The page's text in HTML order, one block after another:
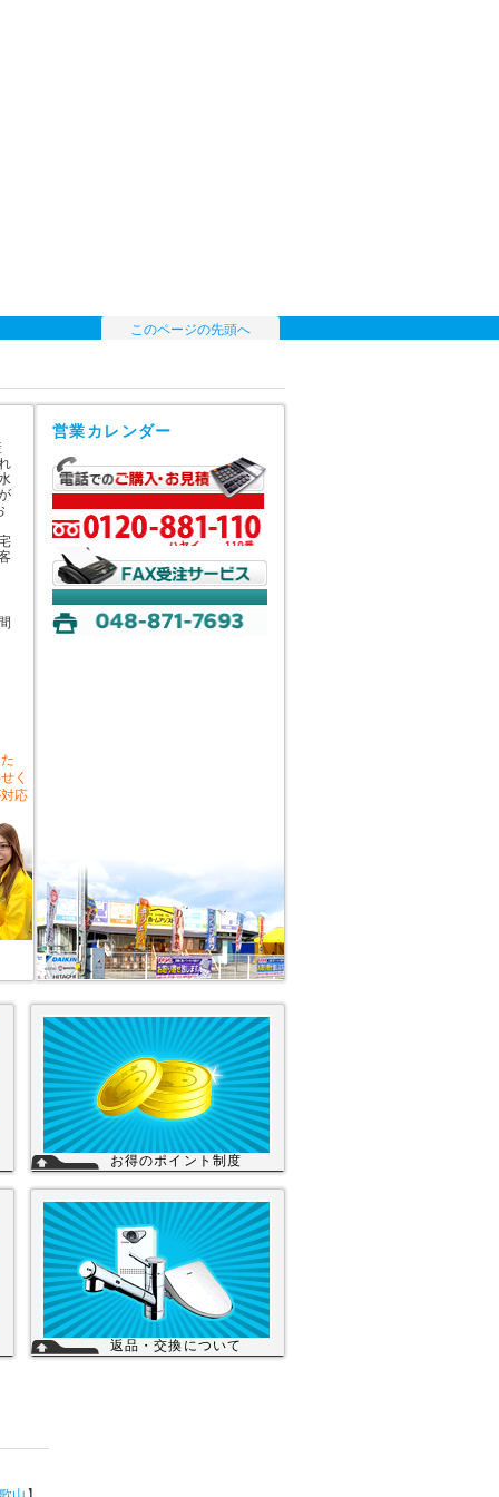
このページの先頭へ
く
応
営業カレンダー
詳細を見る
お得のポイント制度
いただきましたお客様には、商品購入ご
とにポイントを付与いたします。お貯め
いただきましたポイントは、次回のお買
い物にご利用いただくことができます。
会員登録されてもご案内メールは当店を
思い出してほしいと思う程度にさせて頂
いてます。
返品・交換について